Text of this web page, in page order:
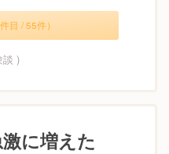
目 / 55件）
談 )
に増えた